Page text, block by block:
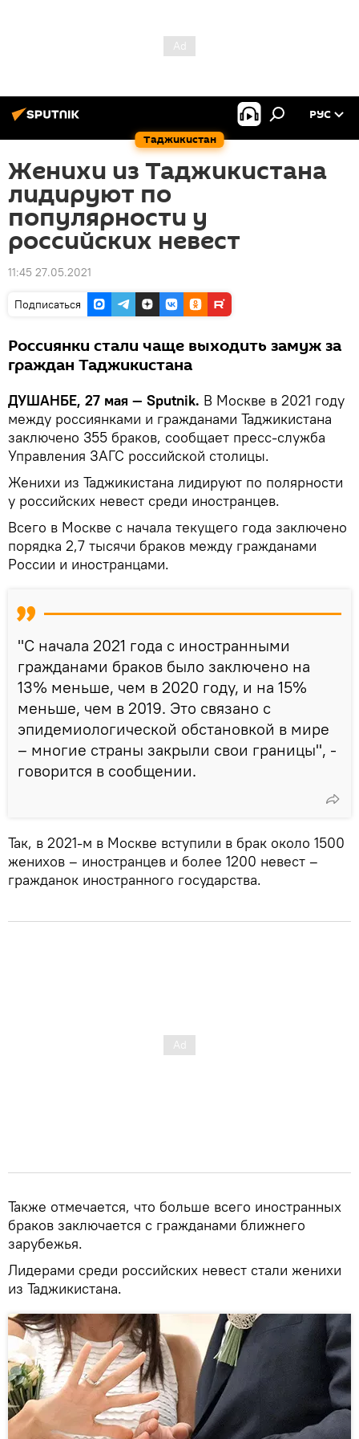
Таджикистан
РУС
Женихи из Таджикистана
лидируют по
популярности у
российских невест
11:45 27.05.2021
Подписаться
Россиянки стали чаще выходить замуж за
граждан Таджикистана
ДУШАНБЕ, 27 мая — Sputnik. В Москве в 2021 году
между россиянками и гражданами Таджикистана
заключено 355 браков, сообщает пресс-служба
Управления ЗАГС российской столицы.
Женихи из Таджикистана лидируют по полярности
у российских невест среди иностранцев.
Всего в Москве с начала текущего года заключено
порядка 2,7 тысячи браков между гражданами
России и иностранцами.
"С начала 2021 года с иностранными
гражданами браков было заключено на
13% меньше, чем в 2020 году, и на 15%
меньше, чем в 2019. Это связано с
эпидемиологической обстановкой в мире
– многие страны закрыли свои границы", -
говорится в сообщении.
Так, в 2021-м в Москве вступили в брак около 1500
женихов – иностранцев и более 1200 невест –
гражданок иностранного государства.
Также отмечается, что больше всего иностранных
браков заключается с гражданами ближнего
зарубежья.
Лидерами среди российских невест стали женихи
из Таджикистана.